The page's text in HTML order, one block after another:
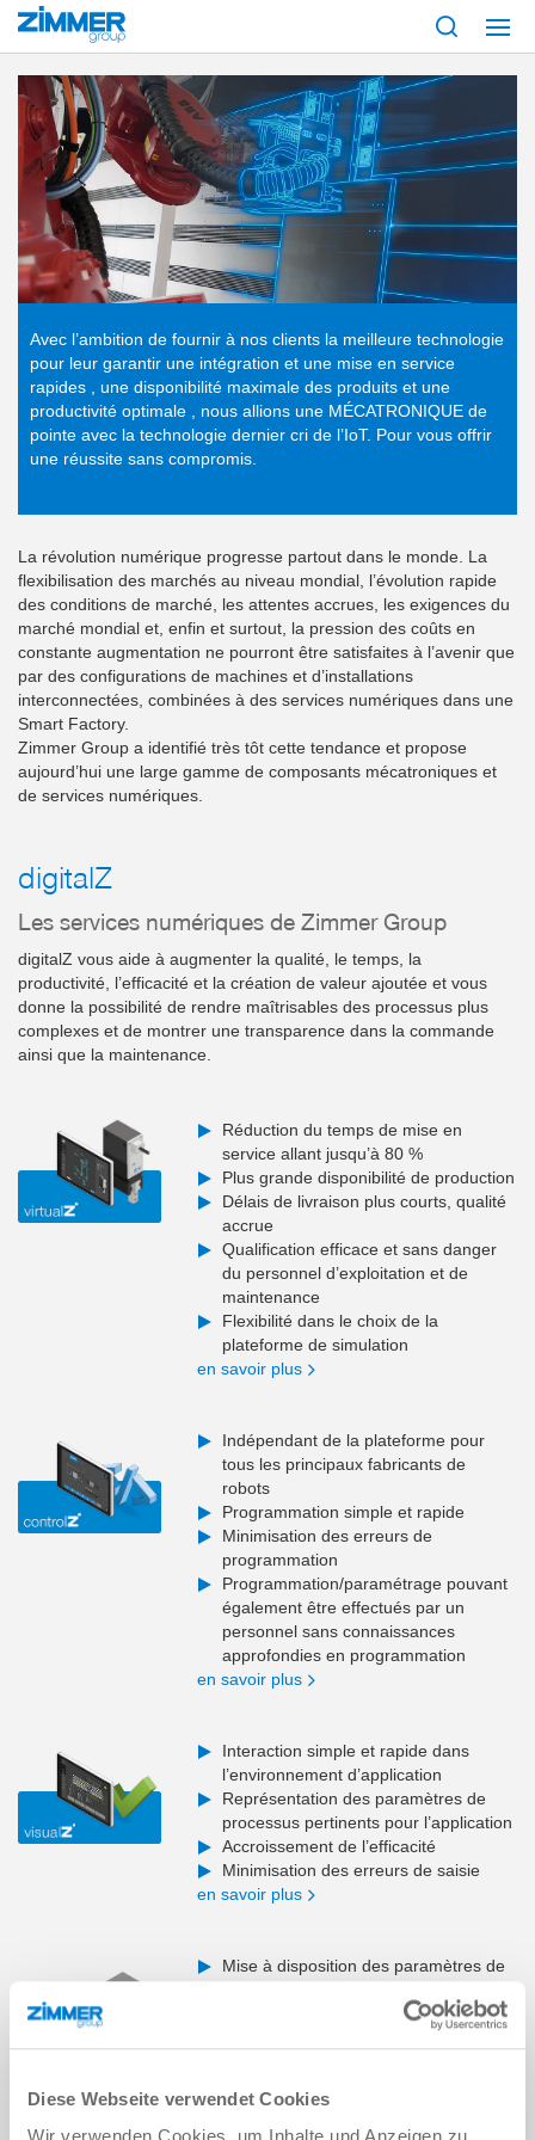
Diese Webseite verwendet Cookies
Démarrage Produits
Avec l’ambition de fournir à nos clients la meilleure technologie
pour leur garantir une intégration et une mise en service
rapides , une disponibilité maximale des produits et une
productivité optimale , nous allions une MÉCATRONIQUE de
pointe avec la technologie dernier cri de l’IoT. Pour vous offrir
une réussite sans compromis.
La révolution numérique progresse partout dans le monde. La
flexibilisation des marchés au niveau mondial, l’évolution rapide
des conditions de marché, les attentes accrues, les exigences du
marché mondial et, enfin et surtout, la pression des coûts en
constante augmentation ne pourront être satisfaites à l’avenir que
par des configurations de machines et d’installations
interconnectées, combinées à des services numériques dans une
Smart Factory.
Zimmer Group a identifié très tôt cette tendance et propose
aujourd’hui une large gamme de composants mécatroniques et
de services numériques.
digitalZ
Les services numériques de Zimmer Group
digitalZ vous aide à augmenter la qualité, le temps, la
productivité, l’efficacité et la création de valeur ajoutée et vous
donne la possibilité de rendre maîtrisables des processus plus
complexes et de montrer une transparence dans la commande
ainsi que la maintenance.
Réduction du temps de mise en
service allant jusqu’à 80 %
Plus grande disponibilité de production
Délais de livraison plus courts, qualité
accrue
Qualification efficace et sans danger
du personnel d’exploitation et de
maintenance
Flexibilité dans le choix de la
plateforme de simulation
en savoir plus
Indépendant de la plateforme pour
tous les principaux fabricants de
robots
Programmation simple et rapide
Minimisation des erreurs de
programmation
Programmation/paramétrage pouvant
également être effectués par un
personnel sans connaissances
approfondies en programmation
en savoir plus
Interaction simple et rapide dans
l’environnement d’application
Représentation des paramètres de
processus pertinents pour l’application
Accroissement de l’efficacité
Minimisation des erreurs de saisie
en savoir plus
Mise à disposition des paramètres de
Simplification de l’intégration de
Flexibilité et évolutivité accrues
Accès indépendant du lieu